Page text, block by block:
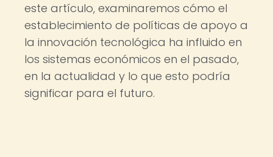
este artículo, examinaremos cómo el
establecimiento de políticas de apoyo a
la innovación tecnológica ha influido en
los sistemas económicos en el pasado,
en la actualidad y lo que esto podría
significar para el futuro.